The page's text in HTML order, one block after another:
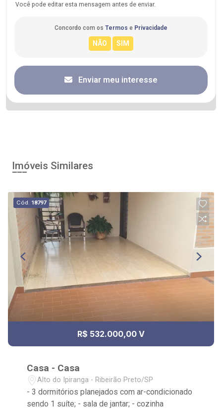
Você pode editar esta mensagem antes de enviar.
Concordo com os Termos e Privacidade
Enviar meu interesse
Imóveis Similares
Cód. 18797
R$ 532.000,00 V
Casa - Casa
Alto do Ipiranga - Ribeirão Preto/SP
- 3 dormitórios planejados com ar-condicionado
sendo 1 suíte; - sala de jantar; - cozinha